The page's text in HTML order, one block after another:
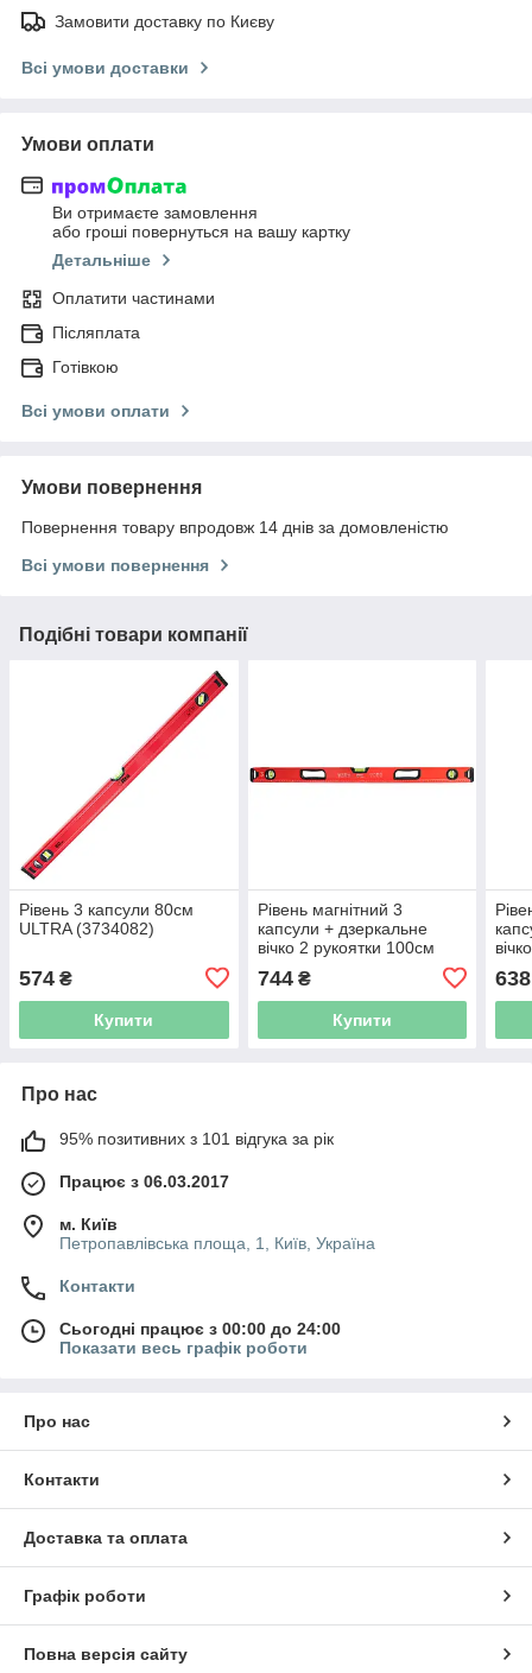
Замовити доставку по Києву
Всі умови доставки
Умови оплати
Ви отримаєте замовлення
або гроші повернуться на вашу картку
Детальніше
Оплатити частинами
Післяплата
Готівкою
Всі умови оплати
Умови повернення
Повернення товару впродовж 14 днів за домовленістю
Всі умови повернення
Подібні товари компанії
Рівень 3 капсули 80см
ULTRA (3734082)
574 ₴
Купити
Рівень магнітний 3
капсули + дзеркальне
вічко 2 рукоятки 100см
744₴
Купити
638
Про нас
95% позитивних з 101 відгука за рік
Працює з 06.03.2017
м. Київ
Петропавлівська площа, 1, Київ, Україна
Контакти
Сьогодні працює з 00:00 до 24:00
Показати весь графік роботи
Про нас
Контакти
Доставка та оплата
Графік роботи
Повна версія сайту